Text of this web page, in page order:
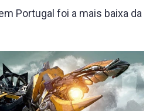
Portugal foi a mais baixa da